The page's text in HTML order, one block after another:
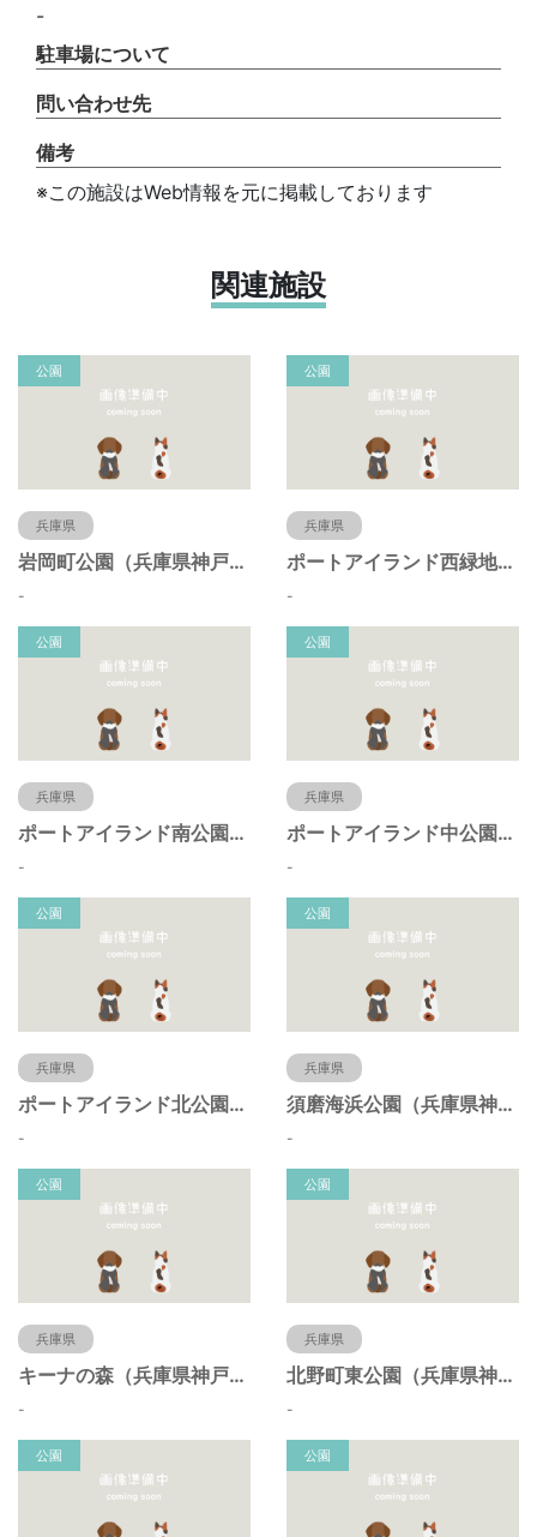
-
駐車場について
問い合わせ先
備考
※この施設はWeb情報を元に掲載しております
関連施設
公園
兵庫県
岩岡町公園（兵庫県神戸市）
-
公園
兵庫県
ポートアイランド西緑地（兵庫県神戸市）
-
公園
兵庫県
ポートアイランド南公園（兵庫県神戸市）
-
公園
兵庫県
ポートアイランド中公園（兵庫県神戸市）
-
公園
兵庫県
ポートアイランド北公園（兵庫県神戸市）
-
公園
兵庫県
須磨海浜公園（兵庫県神戸市）
-
公園
兵庫県
キーナの森（兵庫県神戸市）
-
公園
兵庫県
北野町東公園（兵庫県神戸市）
-
公園 公園